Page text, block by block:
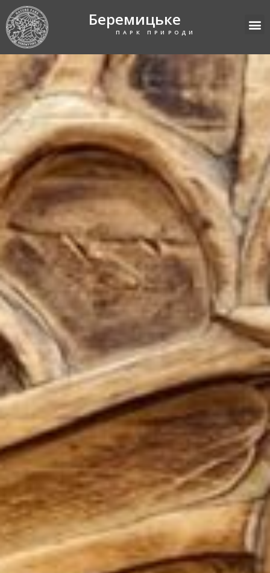
Беремицьке
ПАРК ПРИРОДИ